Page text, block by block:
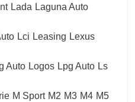
Lada Laguna Auto
Lci Leasing Lexus
Auto Logos Lpg Auto Ls
M Sport M2 M3 M4 M5